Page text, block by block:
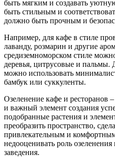
быть мягким и создавать
быть стильным и
должно быть прочным и
Например, для кафе в стиле
лаванду, розмарин и другие
средиземноморском стиле
деревья, цитрусовые и пальмы.
можно использовать
бамбук или суккуленты.
Озеленение кафе и ресторанов
и важный элемент создания
подобранные растения и
преобразить пространство,
привлекательным и
недооценивать роль
заведения.